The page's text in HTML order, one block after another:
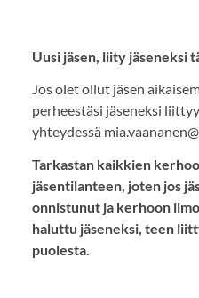
Uusi jäsen, liity jäseneksi
Jos olet ollut jäsen
perheestäsi jäseneksi
yhteydessä
Tarkastan kaikkien
jäsentilanteen, joten jos
onnistunut ja kerhoon
haluttu jäseneksi, teen
puolesta.